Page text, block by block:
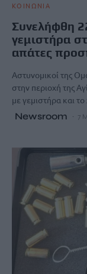
ΚΟΙΝΩΝΙΑ
Συνελήφθη
γεμιστήρα
απάτες
Αστυνομικοί της
στην περιοχή της
με γεμιστήρα και
Newsroom 7